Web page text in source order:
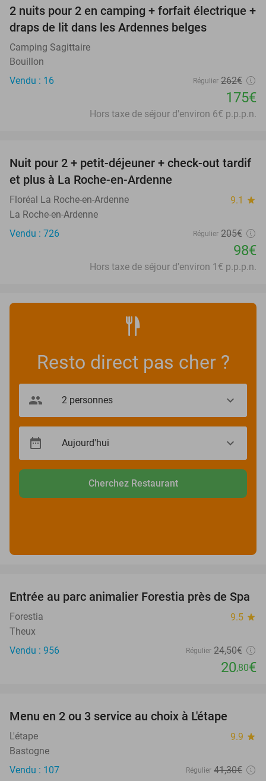
33%
2 nuits pour 2 en camping + forfait électrique +
draps de lit dans les Ardennes belges
Camping Sagittaire
Bouillon
Vendu : 16
Régulier 262€
175€
Hors taxe de séjour d'environ 6€ p.p.p.n.
52%
Nuit pour 2 + petit-déjeuner + check-out tardif
et plus à La Roche-en-Ardenne
Floréal La Roche-en-Ardenne 9.1 star
La Roche-en-Ardenne
Vendu : 726
Régulier 205€
98€
Hors taxe de séjour d'environ 1€ p.p.p.n.
Resto direct pas cher ?
Cherchez Restaurant
15%
Entrée au parc animalier Forestia près de Spa
Forestia 9.5 star
Theux
Vendu : 956
Régulier 24,50€
20,80€
Menu en 2 ou 3 service au choix à L'étape
L'étape 9.9 star
Bastogne
Vendu : 107
Régulier 41,30€